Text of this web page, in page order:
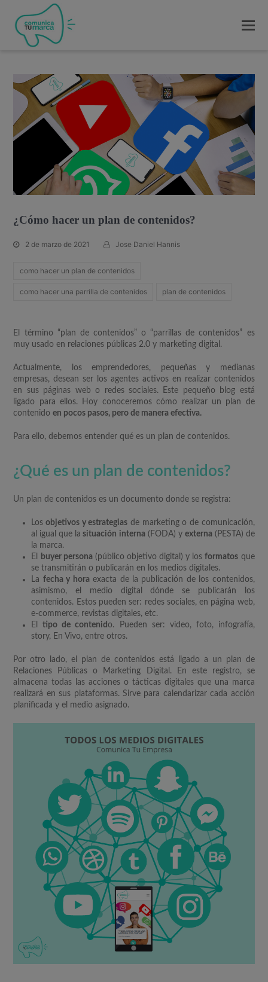
¿Cómo hacer un plan de contenidos?
2 de marzo de 2021 Jose Daniel Hannis
como hacer un plan de contenidos
como hacer una parrilla de contenidos plan de contenidos
El término “plan de contenidos” o “parrillas de contenidos” es
muy usado en relaciones públicas 2.0 y marketing digital.
Actualmente, los emprendedores, pequeñas y medianas
empresas, desean ser los agentes activos en realizar contenidos
en sus páginas web o redes sociales. Este pequeño blog está
ligado para ellos. Hoy conoceremos cómo realizar un plan de
contenidoen pocos pasos, pero de manera efectiva.
Para ello, debemos entender qué es un plan de contenidos.
¿Qué es un plan de contenidos?
Un plan de contenidos es un documento donde se registra:
Los objetivos y estrategias de marketing o de comunicación,
al igual que la situación interna (FODA) y externa (PESTA) de
la marca.
El
buyer persona (público objetivo digital) y losformatos que
se transmitirán o publicarán en los medios digitales.
La fecha y hora exacta de la publicación de los contenidos,
asimismo, el medio digital dónde se publicarán los
contenidos. Estos pueden ser: redes sociales, en página web,
e-commerce, revistas digitales, etc.
Eltipo de contenido. Pueden ser: video, foto, infografía,
story, En Vivo, entre otros.
Por otro lado, el plan de contenidos está ligado a un plan de
Relaciones Públicas o Marketing Digital. En este registro, se
almacena todas las acciones o tácticas digitales que una marca
realizará en sus plataformas. Sirve para calendarizar cada acción
planificada y el medio asignado.